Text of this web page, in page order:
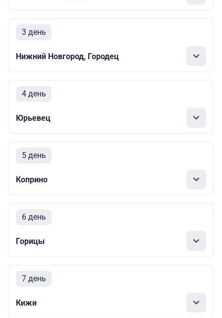
3 день
Нижний Новгород, Городец
4 день
Юрьевец
5 день
Коприно
6 день
Горицы
7 день
Кижи